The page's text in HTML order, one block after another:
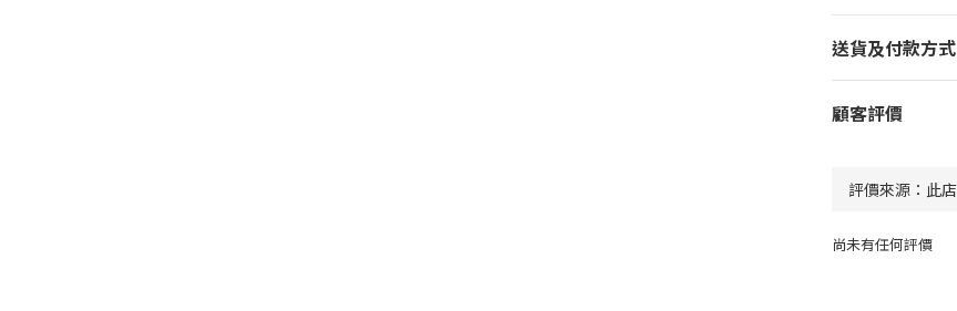
送貨及付款方式
顧客評價
尚未有任何評價